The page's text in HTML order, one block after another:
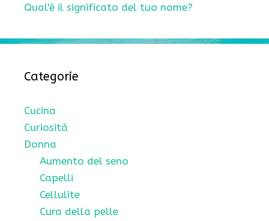
Qual'è il significato del tuo nome?
Categorie
Cucina
Curiosità
Donna
Aumento del seno
Capelli
Cellulite
Cura della pelle